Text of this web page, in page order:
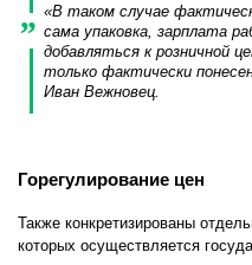
«В таком случае
сама упаковка, зарплата
добавляться к розничной
только фактически
Иван Вежновец.
Горегулирование цен
Также конкретизированы
которых осуществляется